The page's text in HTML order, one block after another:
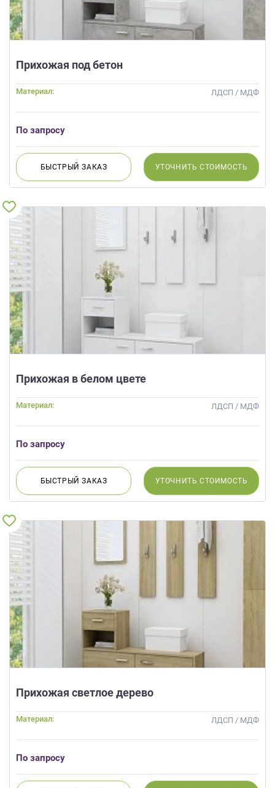
Прихожая под бетон
Материал: ЛДСП / МДФ
По запросу
БЫСТРЫЙЗАКАЗ УТОЧНИТЬ СТОИМОСТЬ
Прихожая в белом цвете
Материал: ЛДСП / МДФ
По запросу
БЫСТРЫЙЗАКАЗ УТОЧНИТЬ СТОИМОСТЬ
Прихожая светлое дерево
Материал: ЛДСП / МДФ
По запросу